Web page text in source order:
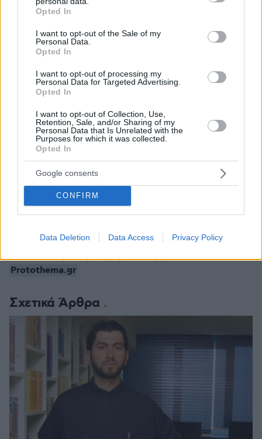
grant or deny consent to Google and its third-party tags to
use your data for below specified purposes in below Google
consent section.
Opted In
I want to opt-out of the Sale of my
Personal Data.
Opted In
I want to opt-out of processing my
Personal Data for Targeted Advertising.
Opted In
I want to opt-out of Collection, Use,
Retention, Sale, and/or Sharing of my
Personal Data that Is Unrelated with the
Purposes for which it was collected.
Opted In
Google consents
CONFIRM
Data Deletion Data Access Privacy Policy
Ερντογάν δείχνει να το αποφάσισε, ο
Μητσοτάκης το σκέφτεται
Νεπάλ: Λεπτό προς λεπτό η πτώση του
βίντεο
Αυτοκίνητο πέφτει πάνω στην Πύλη του
Βρανδεμβούργου, νεκρός ο οδηγός
Σχετικά Άρθρα
Ακολουθήστε τοprotothema.gr στο Google News
και μάθετε πρώτοι όλες τις ειδήσεις
Δείτε όλες τις τελευταίες Ειδήσεις
από την Ελλάδα
και τον Κόσμο, τη στιγμή που συμβαίνουν, στο
Protothema.gr